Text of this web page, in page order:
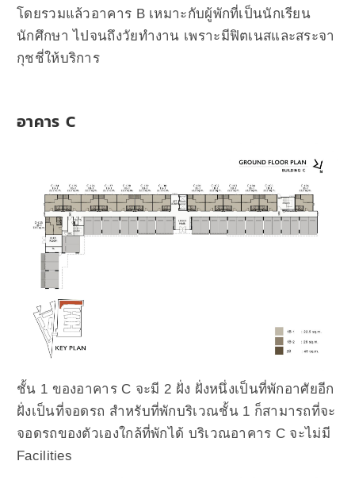
โดยรวมแล้วอาคาร B เหมาะกับผู้พักที่เป็นนักเรียน
นักศึกษา ไปจนถึงวัยทำงาน เพราะมีฟิตเนสและสระจา
กุชชี่ให้บริการ
อาคาร C
ชั้น 1 ของอาคาร C จะมี 2 ฝั่ง ฝั่งหนึ่งเป็นที่พักอาศัยอีก
ฝั่งเป็นที่จอดรถ สำหรับที่พักบริเวณชั้น 1 ก็สามารถที่จะ
จอดรถของตัวเองใกล้ที่พักได้ บริเวณอาคาร C จะไม่มี
Facilities